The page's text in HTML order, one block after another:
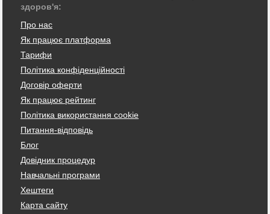
здоров'я:
Про нас
Як працює платформа
Тарифи
Політика конфіденційності
Договір оферти
Як працює рейтинг
Політика використання cookie
Питання-відповідь
Блог
Довідник процедур
Навчальні програми
Хештеги
Карта сайту